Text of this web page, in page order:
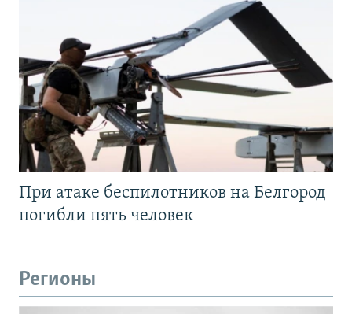
При атаке беспилотников на Белгород
погибли пять человек
Регионы